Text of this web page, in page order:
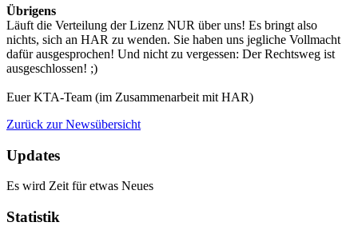
Übrigens
Läuft die Verteilung der Lizenz NUR über uns! Es bringt also
nichts, sich an HAR zu wenden. Sie haben uns jegliche Vollmacht
dafür ausgesprochen! Und nicht zu vergessen: Der Rechtsweg ist
ausgeschlossen! ;)
Euer KTA-Team (im Zusammenarbeit mit HAR)
Zurück zur Newsübersicht
Updates
Es wird Zeit für etwas Neues
Statistik